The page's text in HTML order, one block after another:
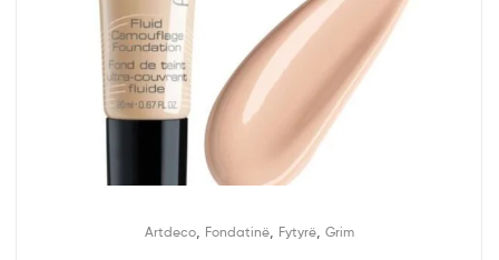
Artdeco, Fondatinë, Fytyrë, Grim